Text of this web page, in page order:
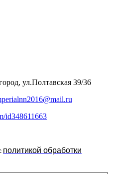
ул.Полтавская 39/36
id348611663
политикой обработки